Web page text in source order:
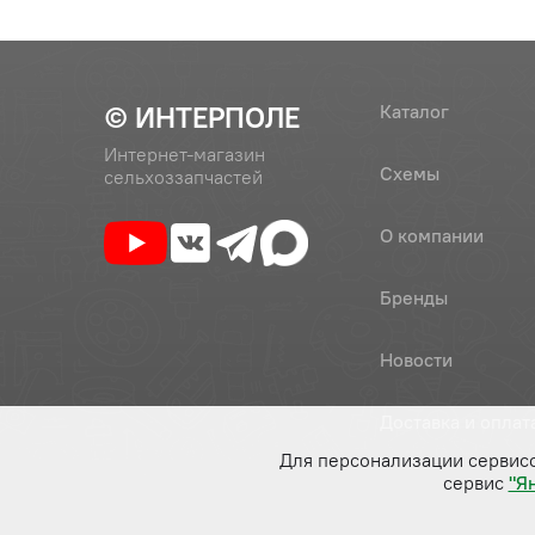
© ИНТЕРПОЛЕ
Интернет-магазин
сельхоззапчастей
Каталог
Схемы
О компании
Бренды
Новости
Для персонализации
сервис